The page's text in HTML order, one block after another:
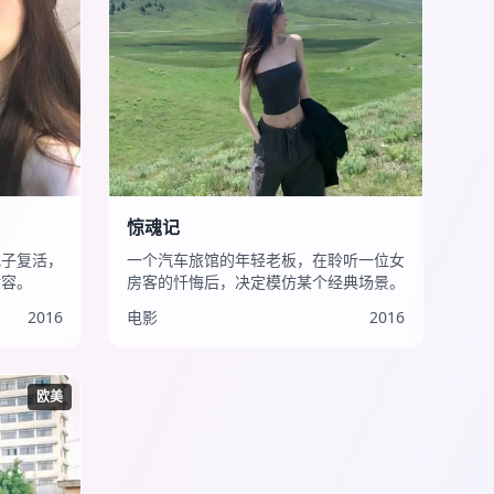
复活，
。
2016
惊魂记
一个汽车旅馆的年轻老板，在聆听一位女
房客的忏悔后，决定模仿某个经典场景。
电影
2016
欧美